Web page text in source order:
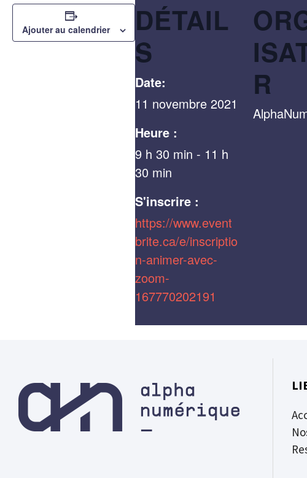
Ajouter au calendrier
DÉTAIL
S
Date:
11 novembre 2021
Heure :
9 h 30 min - 11 h
30 min
S'inscrire :
https://www.event
brite.ca/e/inscriptio
n-animer-avec-
zoom-
167770202191
R